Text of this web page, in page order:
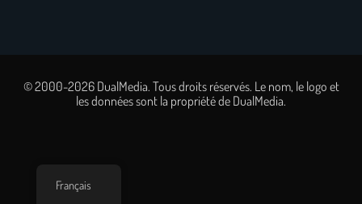
© 2000-2026 DualMedia. Tous droits réservés. Le nom, le logo et
les données sont la propriété de DualMedia.
Français